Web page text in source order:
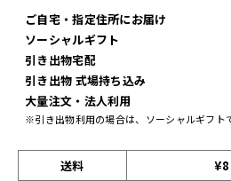
ご自宅・指定住所にお届け
ソーシャルギフト
引き出物宅配
引き出物 式場持ち込み
大量注文・法人利用
※引き出物利用の場合は、ソーシャルギフト
送料